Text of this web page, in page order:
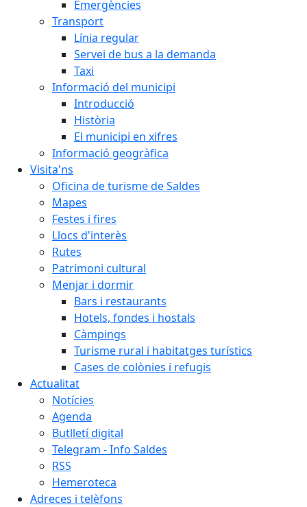
Emergències
Transport
Línia regular
Servei de bus a la demanda
Taxi
Informació del municipi
Introducció
Història
El municipi en xifres
Informació geogràfica
Visita'ns
Oficina de turisme de Saldes
Mapes
Festes i fires
Llocs d'interès
Rutes
Patrimoni cultural
Menjar i dormir
Bars i restaurants
Hotels, fondes i hostals
Càmpings
Turisme rural i habitatges turístics
Cases de colònies i refugis
Actualitat
Notícies
Agenda
Butlletí digital
Telegram - Info Saldes
RSS
Hemeroteca
Adreces i telèfons